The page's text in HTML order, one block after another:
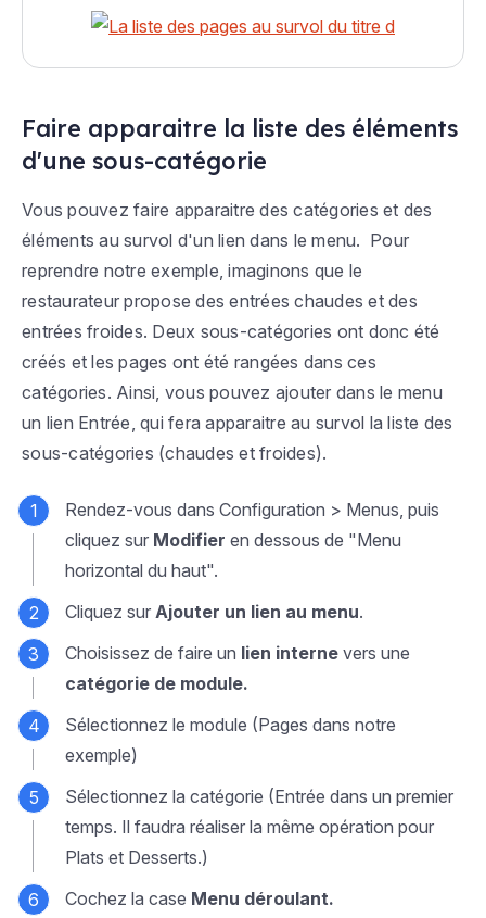
Faire apparaitre la liste des éléments
d'une sous-catégorie
Vous pouvez faire apparaitre des catégories et des
éléments au survol d'un lien dans le menu. Pour
reprendre notre exemple, imaginons que le
restaurateur propose des entrées chaudes et des
entrées froides. Deux sous-catégories ont donc été
créés et les pages ont été rangées dans ces
catégories. Ainsi, vous pouvez ajouter dans le menu
un lien Entrée, qui fera apparaitre au survol la liste des
sous-catégories (chaudes et froides).
Rendez-vous dans Configuration > Menus, puis
cliquez sur Modifier en dessous de "Menu
horizontal du haut".
Cliquez sur Ajouter un lien au menu.
Choisissez de faire un lien interne vers une
catégorie de module.
Sélectionnez le module (Pages dans notre
exemple)
Sélectionnez la catégorie (Entrée dans un premier
temps. Il faudra réaliser la même opération pour
Plats et Desserts.)
Cochez la case Menu déroulant.